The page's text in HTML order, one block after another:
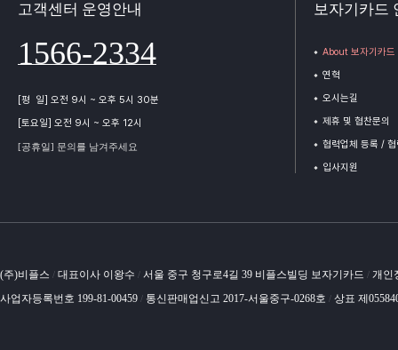
고객센터 운영안내
1566-2334
[평 일] 오전 9시 ~ 오후 5시 30분
[토요일] 오전 9시 ~ 오후 12시
[공휴일] 문의를 남겨주세요
보자기카드
About 보자기카드
연혁
오시는길
제휴 및 협찬문의
협력업체 등록 /
입사지원
(주)비플스 / 대표이사 이왕수 / 서울 중구 청구로4길 39 비플스빌딩 보자기카드 / 개인
사업자등록번호 199-81-00459 / 통신판매업신고 2017-서울중구-0268호 / 상표 제